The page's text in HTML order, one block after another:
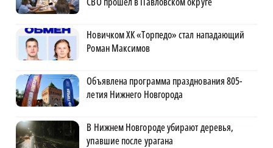
Новичком ХК «Торпедо» стал нападающий
Роман Максимов
Объявлена программа празднования 805-
летия Нижнего Новгорода
В Нижнем Новгороде убирают деревья,
упавшие после урагана